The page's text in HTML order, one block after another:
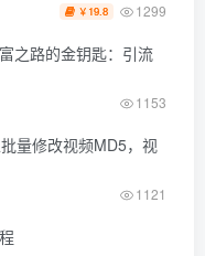
￥ 19.8 1299
之路的金钥匙：引流
1153
量修改视频MD5，视
1121